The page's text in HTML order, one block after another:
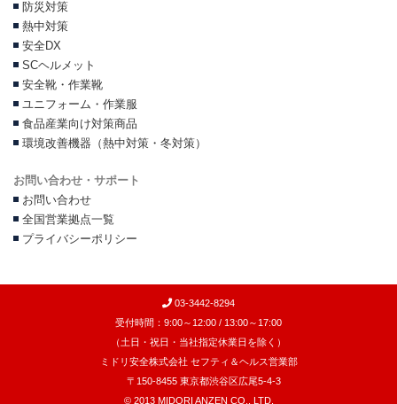
防災対策
熱中対策
安全DX
SCヘルメット
安全靴・作業靴
ユニフォーム・作業服
食品産業向け対策商品
環境改善機器（熱中対策・冬対策）
お問い合わせ・サポート
お問い合わせ
全国営業拠点一覧
プライバシーポリシー
03-3442-8294
受付時間：9:00～12:00 / 13:00～17:00
（土日・祝日・当社指定休業日を除く）
ミドリ安全株式会社 セフティ＆ヘルス営業部
〒150-8455 東京都渋谷区広尾5-4-3
© 2013 MIDORI ANZEN CO., LTD.